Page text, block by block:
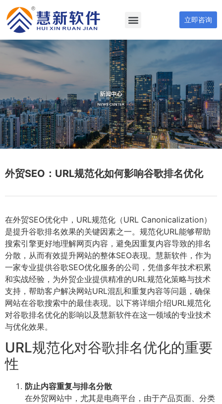
立即咨询
外贸SEO：URL规范化如何影响谷歌排名优化
在外贸SEO优化中，URL规范化（URL Canonicalization）
是提升谷歌排名效果的关键因素之一。规范化URL能够帮助
搜索引擎更好地理解网页内容，避免因重复内容导致的排名
分散，从而有效提升网站的整体SEO表现。慧新软件，作为
一家专业提供谷歌SEO优化服务的公司，凭借多年技术积累
和实战经验，为外贸企业提供精准的URL规范化策略与技术
支持，帮助客户解决网站URL混乱和重复内容等问题，确保
网站在谷歌搜索中的最佳表现。以下将详细介绍URL规范化
对谷歌排名优化的影响以及慧新软件在这一领域的专业技术
与优化效果。
URL规范化对谷歌排名优化的重要
性
防止内容重复与排名分散
在外贸网站中，尤其是电商平台，由于产品页面、分类